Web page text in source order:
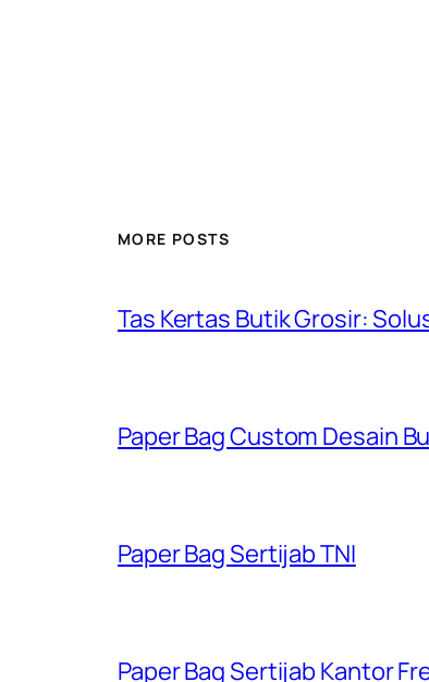
MORE POSTS
Tas Kertas Butik Grosir:
Paper Bag Custom Desain
Paper Bag Sertijab TNI
Paper Bag Sertijab Kantor